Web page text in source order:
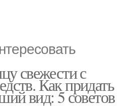
свежести с
Как придать
вид: 5 советов